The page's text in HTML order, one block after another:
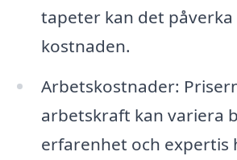
tapeter kan det
kostnaden.
Arbetskostnader:
arbetskraft kan variera
erfarenhet och expertis